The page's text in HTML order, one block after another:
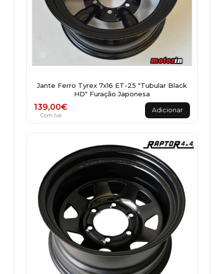
Jante Ferro Tyrex 7x16 ET-25 "Tubular Black
HD" Furação Japonesa
139,00€
Com Iva
Adicionar